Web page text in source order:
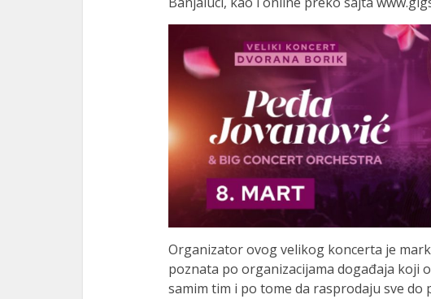
Organizator ovog velikog koncerta je
poznata po organizacijama događaja koji
samim tim i po tome da rasprodaju sve do